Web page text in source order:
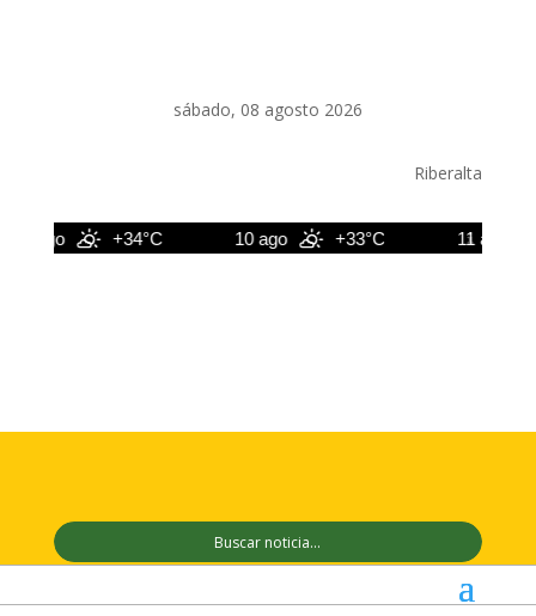
sábado, 08 agosto 2026
Riberalta
+34°C 10 ago +33°C 11 ago